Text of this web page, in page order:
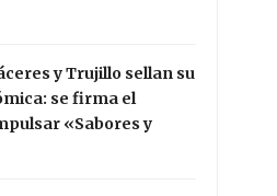
y Trujillo sellan su
se firma el
«Sabores y